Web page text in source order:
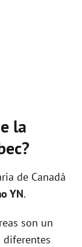
la
de Canadá
YN.
son un
diferentes